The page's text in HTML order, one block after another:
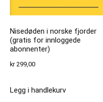
Nisedøden i norske fjorder
(gratis for innloggede
abonnenter)
kr299,00
Legg i handlekurv